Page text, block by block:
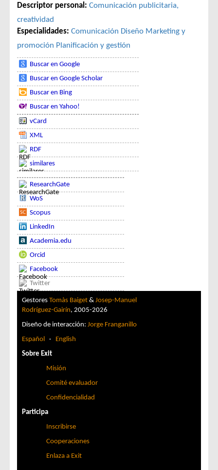
Descriptor personal: Comunicación publicitaria,
creatividad
Especialidades: Comunicación Diseño Marketing y
promoción Planificación y gestión
Buscar en Google
Buscar en Google Scholar
Buscar en Bing
Buscar en Yahoo!
vCard
XML
RDF
similares
ResearchGate
WoS
Scopus
LinkedIn
Academia.edu
Orcid
Facebook
Twitter
Gestores Tomàs Baiget & Josep-Manuel
Rodríguez-Gairín, 2005-2026
Diseño de interacción: Jorge Franganillo
Español · English
Sobre Exit
Misión
Comité evaluador
Confidencialidad
Participa
Inscribirse
Cooperaciones
Enlaza a Exit